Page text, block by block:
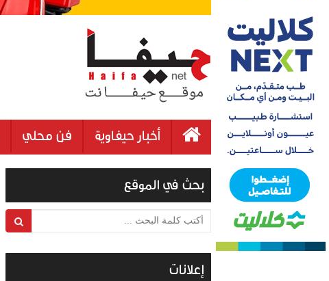
أخبار حيفاوية فن محلي
بحث في الموقع
أكتب كلمة البحث ...
إعلانات